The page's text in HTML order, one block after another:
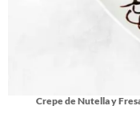
Crepe de Nutella y